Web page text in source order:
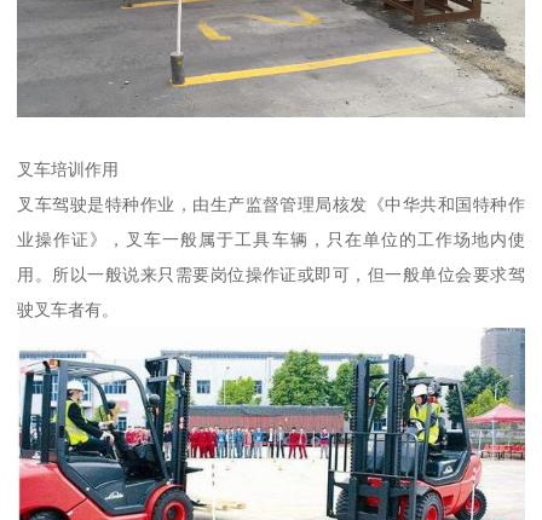
叉车培训作用
叉车驾驶是特种作业，由生产监督管理局核发《中华共和国特种作
业操作证》，叉车一般属于工具车辆，只在单位的工作场地内使
用。所以一般说来只需要岗位操作证或即可，但一般单位会要求驾
驶叉车者有。